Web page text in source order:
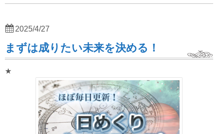
まずは成りたい未来を決める！
★
2025/4/27